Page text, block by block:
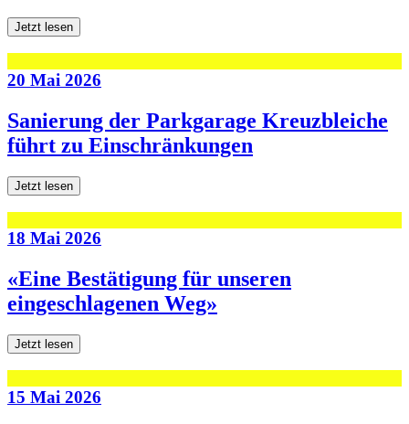
Jetzt lesen
20 Mai 2026
Sanierung der Parkgarage Kreuzbleiche
führt zu Einschränkungen
Jetzt lesen
18 Mai 2026
«Eine Bestätigung für unseren
eingeschlagenen Weg»
Jetzt lesen
15 Mai 2026